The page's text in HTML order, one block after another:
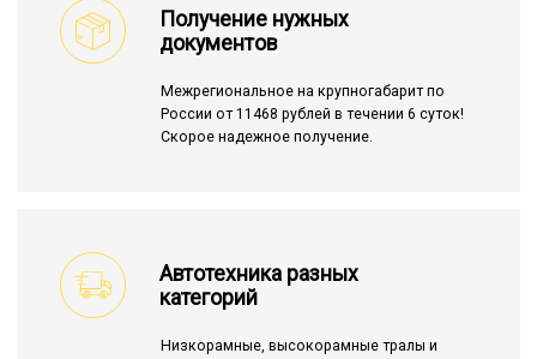
Получение нужных
документов
Межрегиональное на крупногабарит по
России от 11468 рублей в течении 6 суток!
Скорое надежное получение.
Автотехника разных
категорий
Низкорамные, высокорамные тралы и